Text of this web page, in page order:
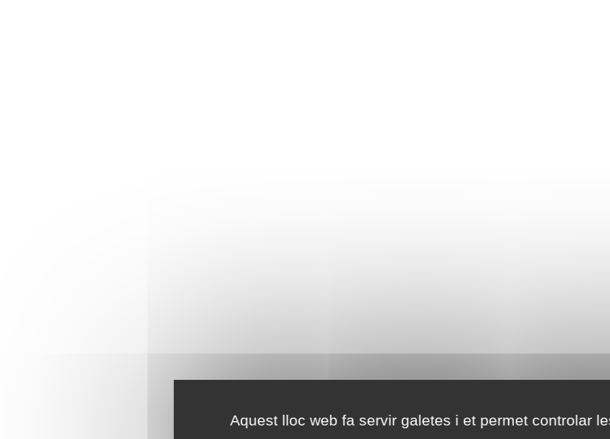
Aquest lloc web fa servir galetes i et permet controlar